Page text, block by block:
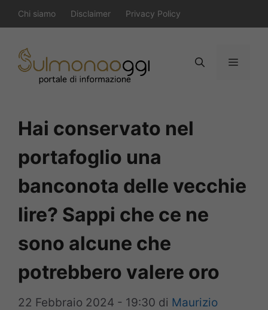
al
contenuto
Chi siamo Disclaimer Privacy Policy
Menu
Hai conservato nel
portafoglio una
banconota delle vecchie
lire? Sappi che ce ne
sono alcune che
potrebbero valere oro
22 Febbraio 2024 - 19:30 di Maurizio